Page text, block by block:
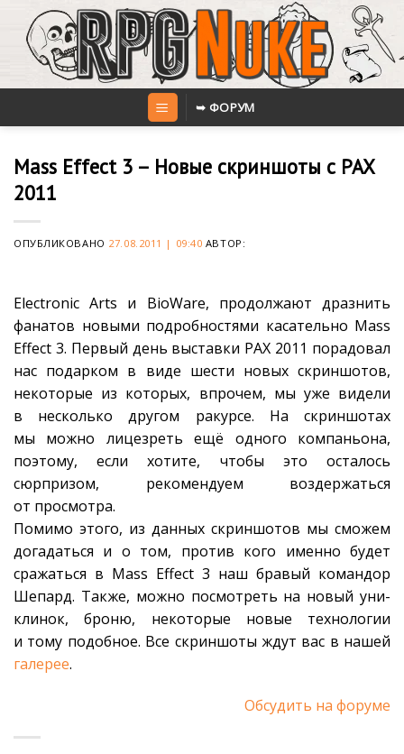
content
➥ ФОРУМ
Mass Effect 3 – Новые скриншоты с PAX
2011
ОПУБЛИКОВАНО 27.08.2011 | 09:40 АВТОР:
Electronic Arts и BioWare, продолжают дразнить
фанатов новыми подробностями касательно Mass
Effect 3. Первый день выставки PAX 2011 порадовал
нас подарком в виде шести новых скриншотов,
некоторые из которых, впрочем, мы уже видели
в несколько другом ракурcе. На скриншотах
мы можно лицезреть ещё одного компаньона,
поэтому, если хотите, чтобы это осталось
сюрпризом, рекомендуем воздержаться
от просмотра.
Помимо этого, из данных скриншотов мы сможем
догадаться и о том, против кого именно будет
сражаться в Mass Effect 3 наш бравый командор
Шепард. Также, можно посмотреть на новый уни-
клинок, броню, некоторые новые технологии
и тому подобное. Все скриншоты ждут вас в нашей
галерее.
Обсудить на форуме